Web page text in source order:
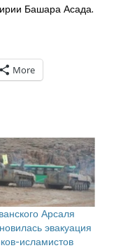
Башара Асада.
More
Арсаля
эвакуация
исламистов